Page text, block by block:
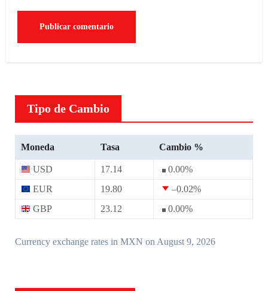
Tipo de Cambio
Moneda Tasa Cambio %
USD 17.14 0.00%
EUR
19.80 –0.02%
GBP
23.12 0.00%
Currency exchange rates in MXN on August 9, 2026